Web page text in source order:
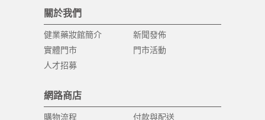
關於我們
健業藥妝館簡介
新聞發佈
實體門市
門市活動
人才招募
網路商店
購物流程
付款與配送